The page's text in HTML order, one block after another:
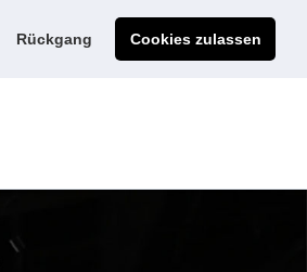
Rückgang Cookies zulassen
Jetzt individuelles Angebot anfordern